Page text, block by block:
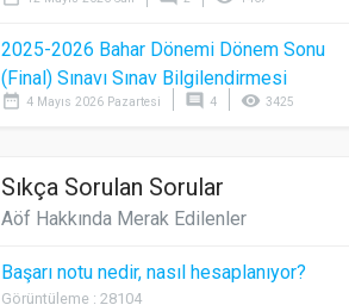
2025-2026 Bahar Dönemi Dönem Sonu
(Final) Sınavı Sınav Bilgilendirmesi
date_range 4 Mayıs 2026 Pazartesi comment 4 visibility 3425
Sıkça Sorulan Sorular
Aöf Hakkında Merak Edilenler
Başarı notu nedir, nasıl hesaplanıyor?
Görüntüleme : 28104